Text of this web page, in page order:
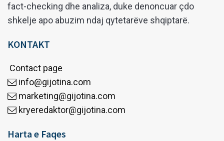
fact-checking dhe analiza, duke denoncuar çdo
shkelje apo abuzim ndaj qytetarëve shqiptarë.
KONTAKT
Contact page
info@gijotina.com
marketing@gijotina.com
kryeredaktor@gijotina.com
Harta e Faqes